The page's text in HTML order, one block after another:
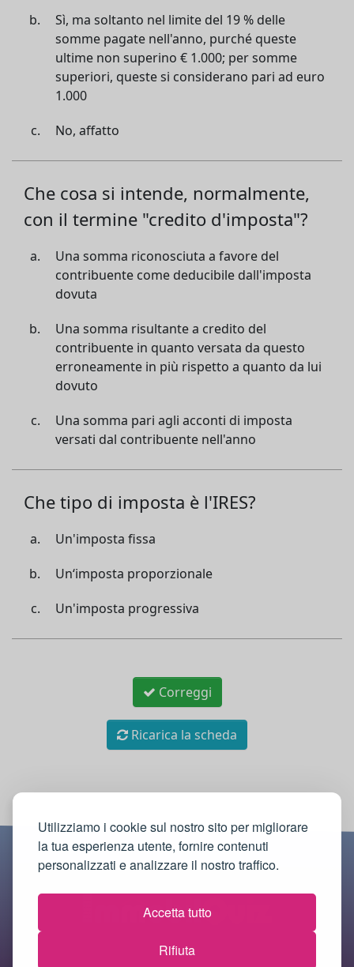
Utilizziamo i cookie sul nostro sito per migliorare
la tua esperienza utente, fornire contenuti
personalizzati e analizzare il nostro traffico.
Accetta tutto
Rifiuta
Sì, ma soltanto nel limite del 19 % delle
somme pagate nell'anno, purché queste
ultime non superino € 1.000; per somme
superiori, queste si considerano pari ad euro
1.000
No, affatto
Che cosa si intende, normalmente,
con il termine "credito d'imposta"?
Una somma riconosciuta a favore del
contribuente come deducibile dall'imposta
dovuta
Una somma risultante a credito del
contribuente in quanto versata da questo
erroneamente in più rispetto a quanto da lui
dovuto
Una somma pari agli acconti di imposta
versati dal contribuente nell'anno
Che tipo di imposta è l'IRES?
Un'imposta fissa
Un‘imposta proporzionale
Un'imposta progressiva
Correggi
Ricarica la scheda